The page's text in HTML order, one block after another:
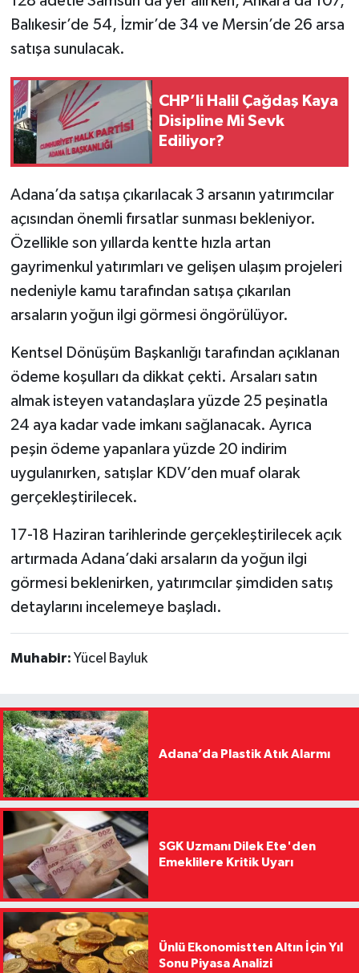
Balıkesir’de 54, İzmir’de 34 ve Mersin’de 26 arsa
satışa sunulacak.
CHP’li Halil Çağdaş Kaya
Disipline Mi Sevk
Ediliyor?
Adana’da satışa çıkarılacak 3 arsanın yatırımcılar
açısından önemli fırsatlar sunması bekleniyor.
Özellikle son yıllarda kentte hızla artan
gayrimenkul yatırımları ve gelişen ulaşım projeleri
nedeniyle kamu tarafından satışa çıkarılan
arsaların yoğun ilgi görmesi öngörülüyor.
Kentsel Dönüşüm Başkanlığı tarafından açıklanan
ödeme koşulları da dikkat çekti. Arsaları satın
almak isteyen vatandaşlara yüzde 25 peşinatla
24 aya kadar vade imkanı sağlanacak. Ayrıca
peşin ödeme yapanlara yüzde 20 indirim
uygulanırken, satışlar KDV’den muaf olarak
gerçekleştirilecek.
17-18 Haziran tarihlerinde gerçekleştirilecek açık
artırmada Adana’daki arsaların da yoğun ilgi
görmesi beklenirken, yatırımcılar şimdiden satış
detaylarını incelemeye başladı.
Muhabir: Yücel Bayluk
Adana’da Plastik Atık Alarmı
SGK Uzmanı Dilek Ete'den
Emeklilere Kritik Uyarı
Ünlü Ekonomistten Altın İçin Yıl
Sonu Piyasa Analizi